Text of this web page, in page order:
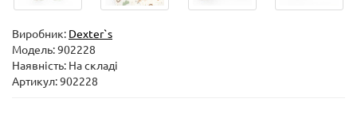
Виробник: Dexter`s
Модель:902228
Наявність: На складі
Артикул: 902228